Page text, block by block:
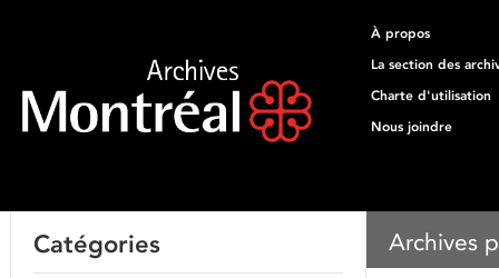
À propos
La section des
Charte d'utilisation
Nous joindre
Archives
Catégories